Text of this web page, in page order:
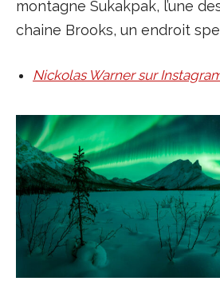
montagne Sukakpak, l’une
chaine Brooks, un endroit
Nickolas Warner sur